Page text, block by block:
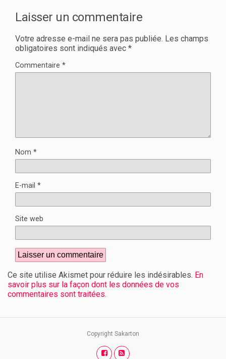
Laisser un commentaire
Votre adresse e-mail ne sera pas publiée. Les champs
obligatoires sont indiqués avec *
Commentaire *
Nom *
E-mail *
Site web
Ce site utilise Akismet pour réduire les indésirables. En
savoir plus sur la façon dont les données de vos
commentaires sont traitées.
Copyright Sakarton